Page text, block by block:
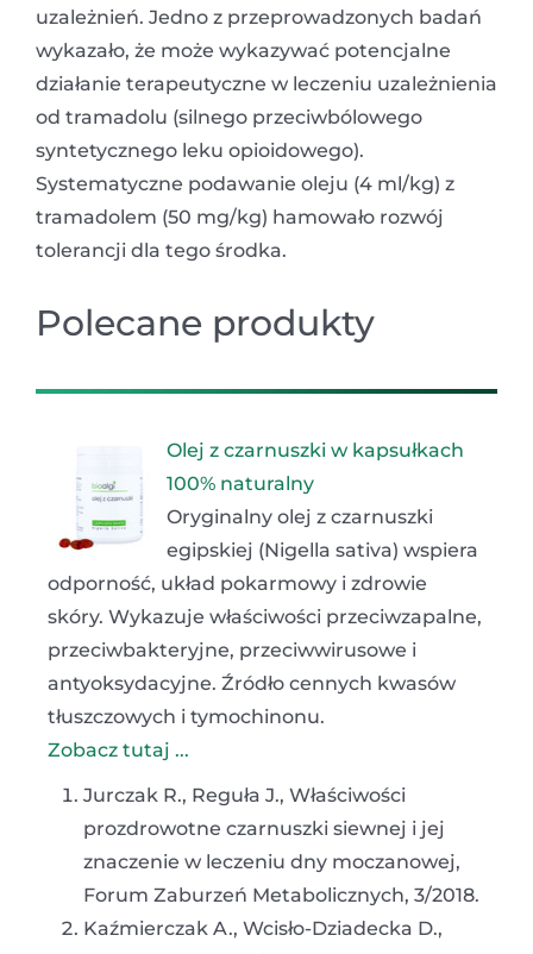
uzależnień. Jedno z przeprowadzonych badań
wykazało, że może wykazywać potencjalne
działanie terapeutyczne w leczeniu uzależnienia
od tramadolu (silnego przeciwbólowego
syntetycznego leku opioidowego).
Systematyczne podawanie oleju (4 ml/kg) z
tramadolem (50 mg/kg) hamowało rozwój
tolerancji dla tego środka.
Polecane produkty
Olej z czarnuszki w kapsułkach
100% naturalny
Oryginalny olej z czarnuszki
egipskiej (Nigella sativa) wspiera
odporność, układ pokarmowy i zdrowie
skóry. Wykazuje właściwości przeciwzapalne,
przeciwbakteryjne, przeciwwirusowe i
antyoksydacyjne. Źródło cennych kwasów
tłuszczowych i tymochinonu.
Zobacz tutaj ...
Jurczak R., Reguła J., Właściwości
prozdrowotne czarnuszki siewnej i jej
znaczenie w leczeniu dny moczanowej,
Forum Zaburzeń Metabolicznych, 3/2018.
Kaźmierczak A., Wcisło-Dziadecka D.,